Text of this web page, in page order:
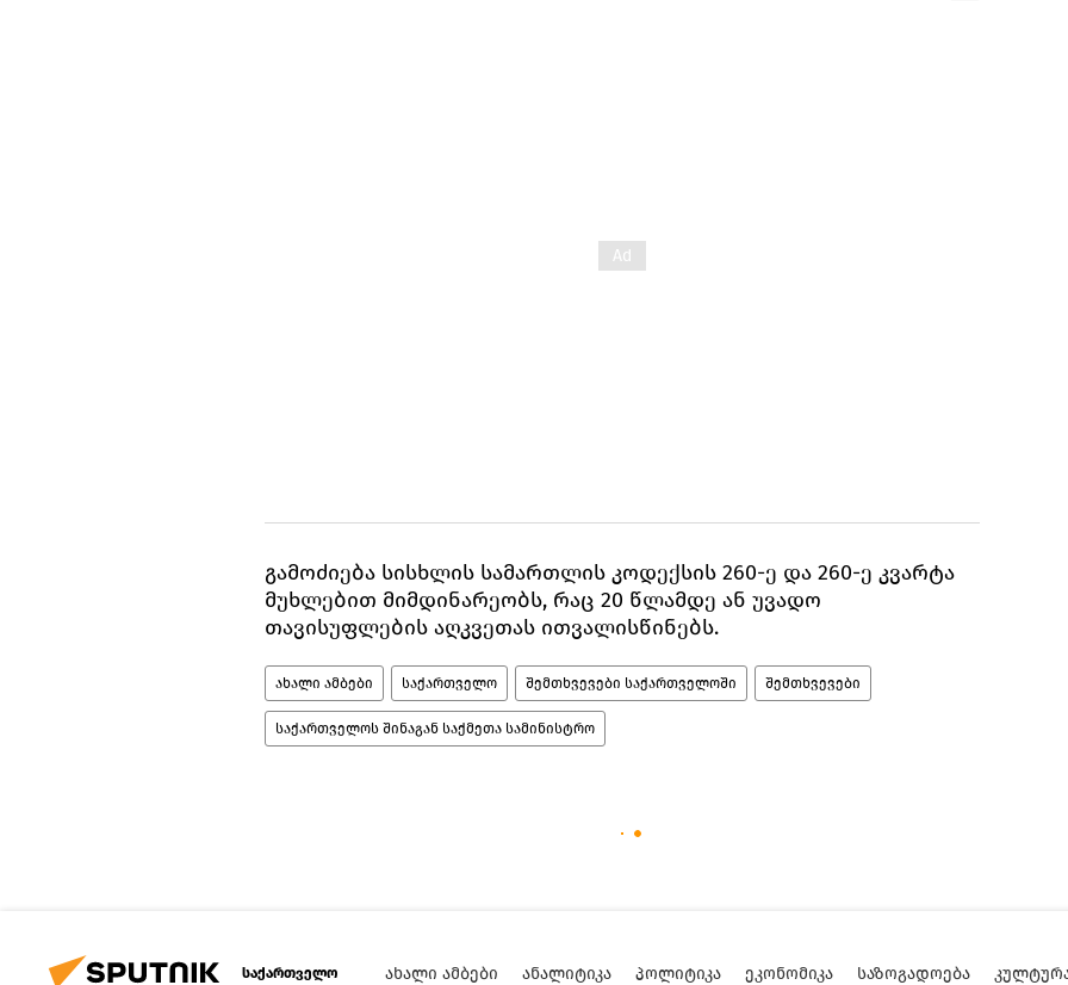
გამოძიება სისხლის სამართლის კოდექსის 260-ე და 260-ე კვარტა
მუხლებით მიმდინარეობს, რაც 20 წლამდე ან უვადო
თავისუფლების აღკვეთას ითვალისწინებს.
ახალი ამბები საქართველო შემთხვევები საქართველოში შემთხვევები
საქართველოს შინაგან საქმეთა სამინისტრო
საქართველო ᲐᲮᲐᲚᲘ ᲐᲛᲑᲔᲑᲘ ᲐᲜᲐᲚᲘᲢᲘᲙᲐ ᲞᲝᲚᲘᲢᲘᲙᲐ ᲔᲙᲝᲜᲝᲛᲘᲙᲐ ᲡᲐᲖᲝᲒᲐᲓᲝᲔᲑᲐ